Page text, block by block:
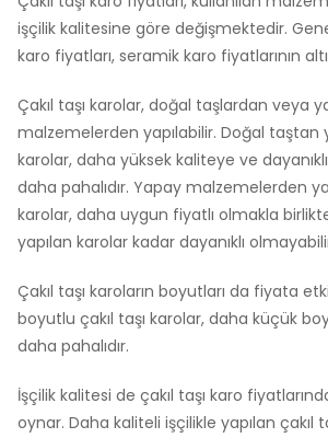
işçilik kalitesine göre değişmektedir.
karo fiyatları, seramik karo fiyatlarının
Çakıl taşı karolar, doğal taşlardan veya
malzemelerden yapılabilir. Doğal taştan
karolar, daha yüksek kaliteye ve
daha pahalıdır. Yapay malzemelerden
karolar, daha uygun fiyatlı olmakla
yapılan karolar kadar dayanıklı
Çakıl taşı karoların boyutları da fiyata
boyutlu çakıl taşı karolar, daha küçük
daha pahalıdır.
İşçilik kalitesi de çakıl taşı karo
oynar. Daha kaliteli işçilikle yapılan çakıl